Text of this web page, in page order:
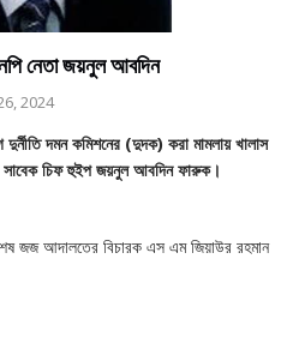
নেতা জয়নুল আবদিন
2024
দমন কমিশনের (দুদক) করা মামলায় খালাস
ও সাবেক চিফ হুইপ জয়নুল আবদিন ফারুক।
জজ আদালতের বিচারক এস এম জিয়াউর রহমান